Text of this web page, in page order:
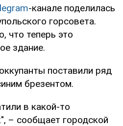
-канале поделилась
горсовета.
что теперь это
здание.
поставили ряд
брезентом.
в какой-то
– сообщает городской